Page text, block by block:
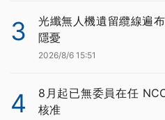
3
光纖無人機遺留纜線遍
隱憂
2026/8/6 15:51
4
8月起已無委員在任
核准